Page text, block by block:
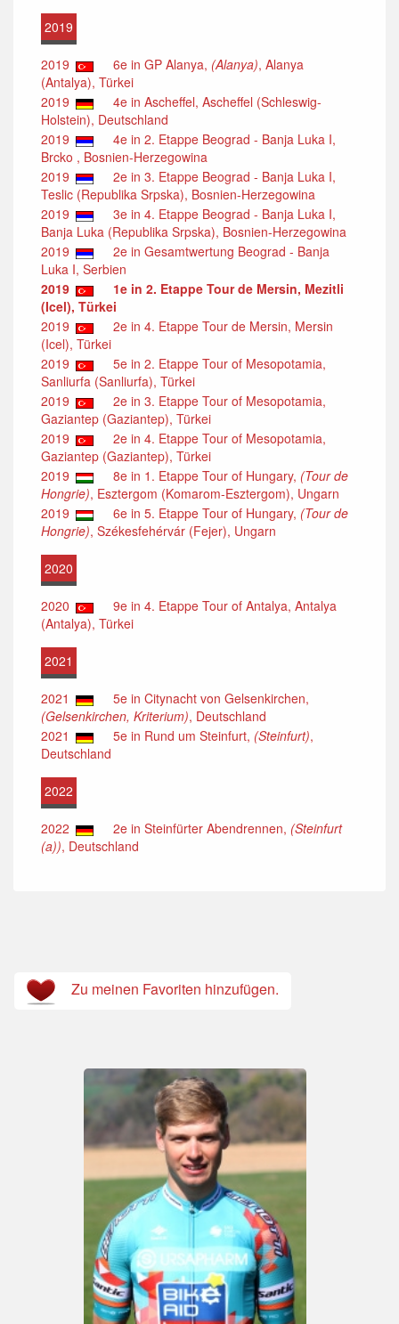
2019
2019 6e in GP Alanya, (Alanya), Alanya
(Antalya), Türkei
2019
4e in Ascheffel, Ascheffel (Schleswig-
Holstein), Deutschland
2019
4e in 2. Etappe Beograd - Banja Luka I,
Brcko , Bosnien-Herzegowina
2019
2e in 3. Etappe Beograd - Banja Luka I,
Teslic (Republika Srpska), Bosnien-Herzegowina
2019
3e in 4. Etappe Beograd - Banja Luka I,
Banja Luka (Republika Srpska), Bosnien-Herzegowina
2019
2e in Gesamtwertung Beograd - Banja
Luka I, Serbien
2019
1e in 2. Etappe Tour de Mersin, Mezitli
(Icel), Türkei
2019
2e in 4. Etappe Tour de Mersin, Mersin
(Icel), Türkei
2019
5e in 2. Etappe Tour of Mesopotamia,
Sanliurfa (Sanliurfa), Türkei
2019
2e in 3. Etappe Tour of Mesopotamia,
Gaziantep (Gaziantep), Türkei
2019
2e in 4. Etappe Tour of Mesopotamia,
Gaziantep (Gaziantep), Türkei
2019
8e in 1. Etappe Tour of Hungary, (Tour de
Hongrie), Esztergom (Komarom-Esztergom), Ungarn
2019
6e in 5. Etappe Tour of Hungary, (Tour de
Hongrie), Székesfehérvár (Fejer), Ungarn
2020
2020
9e in 4. Etappe Tour of Antalya, Antalya
(Antalya), Türkei
2021
2021
5e in Citynacht von Gelsenkirchen,
(Gelsenkirchen, Kriterium), Deutschland
2021
5e in Rund um Steinfurt, (Steinfurt),
Deutschland
2022
2022 2e in Steinfürter Abendrennen, (Steinfurt
(a)), Deutschland
Zu meinen Favoriten hinzufügen.